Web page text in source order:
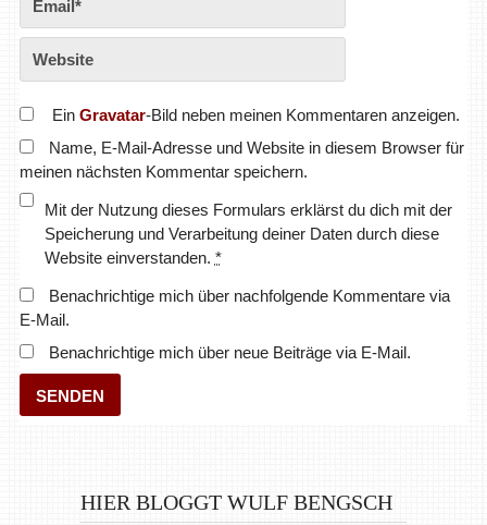
Ein Gravatar-Bild neben meinen Kommentaren anzeigen.
Name, E-Mail-Adresse und Website in diesem Browser für
meinen nächsten Kommentar speichern.
Mit der Nutzung dieses Formulars erklärst du dich mit der
Speicherung und Verarbeitung deiner Daten durch diese
Website einverstanden. *
Benachrichtige mich über nachfolgende Kommentare via
E-Mail.
Benachrichtige mich über neue Beiträge via E-Mail.
HIER BLOGGT WULF BENGSCH